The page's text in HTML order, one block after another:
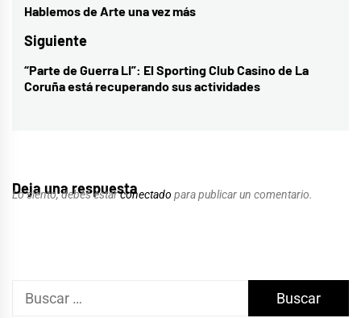
de
entradas
Entrada
anterior:
Hablemos de Arte una vez más
Siguiente
Entrada
siguiente:
“Parte de Guerra LI”: El Sporting Club Casino de La
Coruña está recuperando sus actividades
Deja una respuesta
Lo siento, debes estarconectado para publicar un comentario.
Buscar: